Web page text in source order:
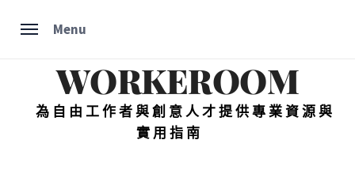
Menu
WORKEROOM
為自由工作者與創意人才提供專業資源與
實用指南